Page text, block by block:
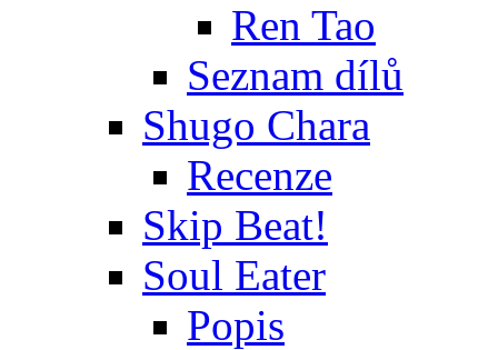
Ren Tao
Seznam dílů
Shugo Chara
Recenze
Skip Beat!
Soul Eater
Popis